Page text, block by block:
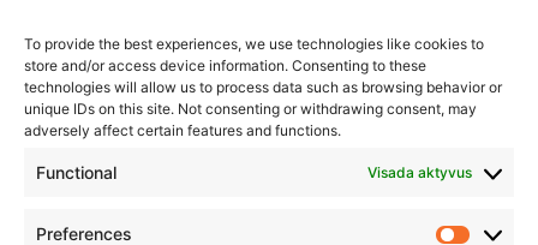
To provide the best experiences, we use technologies like cookies to
store and/or access device information. Consenting to these
technologies will allow us to process data such as browsing behavior or
unique IDs on this site. Not consenting or withdrawing consent, may
adversely affect certain features and functions.
Functional Visada aktyvus
Preferences
sugriautas. Kaštai padidėja labai minimaliai, o smagumo ir
naudos yra žymiai daugiau. Mini ralyje yra tikrai labai greitų
ekipažų, tad dar kartą noriu padrąsinti ir paskatinti kolegas
išdrįsti žengti žingsnelį aukštyn.“